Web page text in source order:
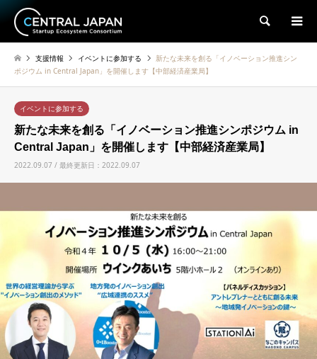
検索
支援情報 イベントに参加する
新たな未来を創る「イノベーション推進シン
ポジウム in Central Japan」を開催します【中部経済産業局】
イベントに参加する
新たな未来を創る「イノベーション推進シンポジウム in
Central Japan」を開催します【中部経済産業局】
2022.09.07 / 最終更新日：2022.09.07